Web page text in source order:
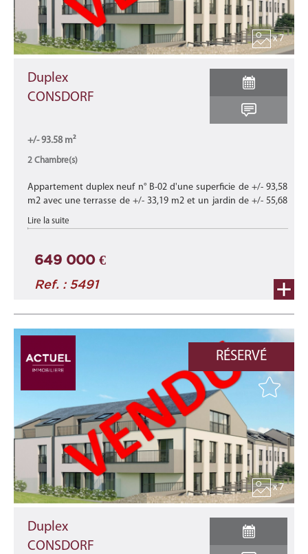
x 7
Duplex
CONSDORF
+/- 93.58 m²
2 Chambre(s)
Appartement duplex neuf n° B-02 d'une superficie de +/- 93,58
m2 avec une terrasse de +/- 33,19 m2 et un jardin de +/- 55,68
m2 au rez-de-chaussée et 1er étage du bâtiment B de cette
nouvelle rés ...
Lire la suite
649 000 €
Ref. : 5491
RÉSERVÉ
x 7
Duplex
CONSDORF